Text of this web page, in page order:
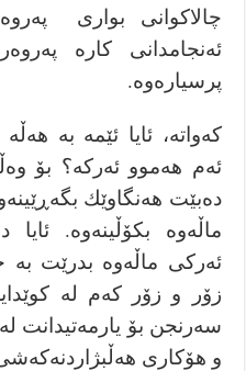
چالاکوانی بواری
ئەنجامدانی کارە
پرسیارەوە.
كەواتە، ئایا ئێمە بە
ئەم هەموو ئەركە؟ بۆ
دەبێت هەنگاوێك
ماڵەوە بکۆڵینەوە.
ئەركی ماڵەوە بدرێت بە
زۆر و زۆر كەم لە
سەرنجن بۆ یارمەتیدانت
و هۆکاری